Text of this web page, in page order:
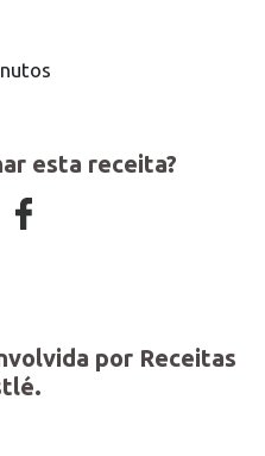
esta receita?
por Receitas